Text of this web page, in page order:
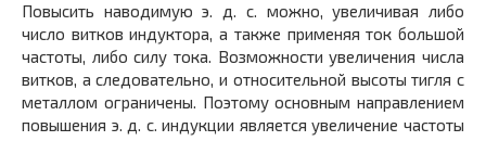
Повысить наводимую э. д. с. можно, увеличивая либо
число витков индуктора, а также применяя ток большой
частоты, либо силу тока. Возможности увеличения числа
витков, а следовательно, и относительной высоты тигля с
металлом ограничены. Поэтому основным направлением
повышения э. д. с. индукции является увеличение частоты